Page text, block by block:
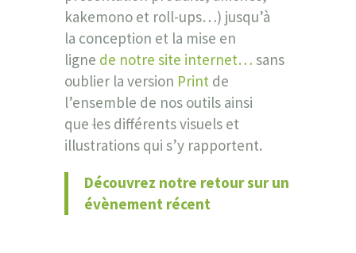
kakemono et roll-ups…) jusqu’à
la conception et la mise en
ligne de notre site internet… sans
oublier la version Print de
l’ensemble de nos outils ainsi
queles différents visuels et
illustrations qui s’y rapportent.
Découvrez notre retour sur un
évènement récent